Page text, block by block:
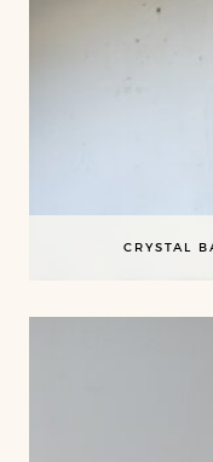
CRYSTAL